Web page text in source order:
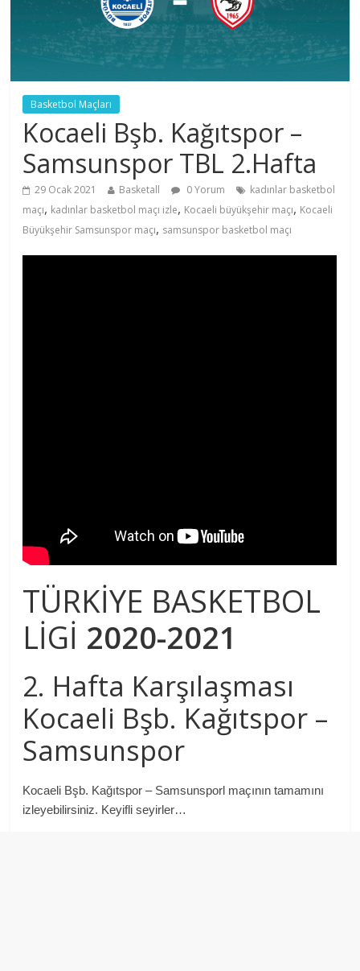
Basketbol Maçları
Kocaeli Bşb. Kağıtspor –
Samsunspor TBL 2.Hafta
29 Ocak 2021 Basketall 0 Yorum
kadınlar basketbol
maçı, kadınlar basketbol maçı izle, Kocaeli büyükşehir maçı, Kocaeli
Büyükşehir Samsunspor maçı, samsunspor basketbol maçı
TÜRKİYE BASKETBOL
LİGİ 2020-2021
2. Hafta Karşılaşması
Kocaeli Bşb. Kağıtspor –
Samsunspor
Kocaeli Bşb. Kağıtspor – Samsunsporl maçının tamamını
izleyebilirsiniz. Keyifli seyirler…